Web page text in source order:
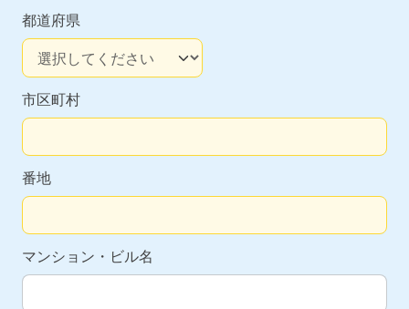
都道府県
市区町村
番地
マンション・ビル名